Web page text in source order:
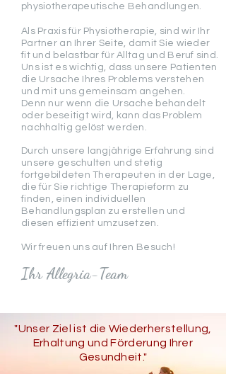
physiotherapeutische Behandlungen.
Als Praxis für Physiotherapie, sind wir Ihr
Partner an Ihrer Seite, damit Sie wieder
fit und belastbar für Alltag und Beruf sind.
Uns ist es wichtig, dass unsere Patienten
die Ursache Ihres Problems verstehen
und mit uns gemeinsam angehen.
Denn nur wenn die Ursache behandelt
oder beseitigt wird, kann das Problem
nachhaltig gelöst werden.
Durch unsere langjährige Erfahrung sind
unsere geschulten und stetig
fortgebildeten Therapeuten in der Lage,
die für Sie richtige Therapieform zu
finden, einen individuellen
Behandlungsplan zu erstellen und
diesen effizient umzusetzen.
Wir freuen uns auf Ihren Besuch!
Ihr Allegria-Team
"Unser Ziel ist die Wiederherstellung,
Erhaltung und Förderung Ihrer
Gesundheit."